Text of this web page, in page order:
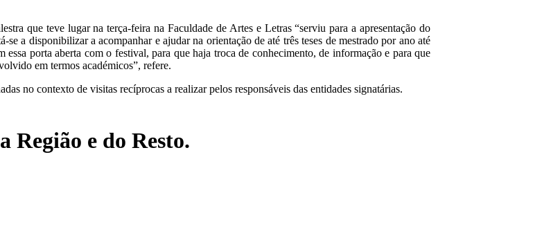
que teve lugar na terça-feira na Faculdade de Artes e Letras “serviu para a apresentação do
a disponibilizar a acompanhar e ajudar na orientação de até três teses de mestrado por ano até
porta aberta com o festival, para que haja troca de conhecimento, de informação e para que
em termos académicos”, refere.
no contexto de visitas recíprocas a realizar pelos responsáveis das entidades signatárias.
Região e do Resto.